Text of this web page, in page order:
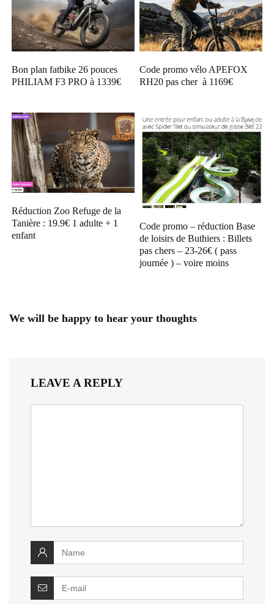
Bon plan fatbike 26 pouces
PHILIAM F3 PRO à 1339€
Code promo vélo APEFOX
RH20 pas cher à 1169€
Réduction Zoo Refuge de la
Tanière : 19.9€ 1 adulte + 1
enfant
Code promo – réduction Base
de loisirs de Buthiers : Billets
pas chers – 23-26€ ( pass
journée ) – voire moins
We will be happy to hear your thoughts
LEAVE A REPLY